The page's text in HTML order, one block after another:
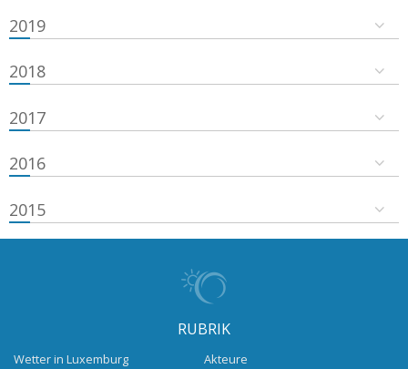
2019
2018
2017
2016
2015
RUBRIK
Wetter in Luxemburg
Akteure